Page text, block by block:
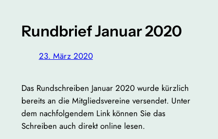
Rundbrief Januar 2020
23. März 2020
Das Rundschreiben Januar 2020 wurde kürzlich
bereits an die Mitgliedsvereine versendet. Unter
dem nachfolgendem Link können Sie das
Schreiben auch direkt online lesen.